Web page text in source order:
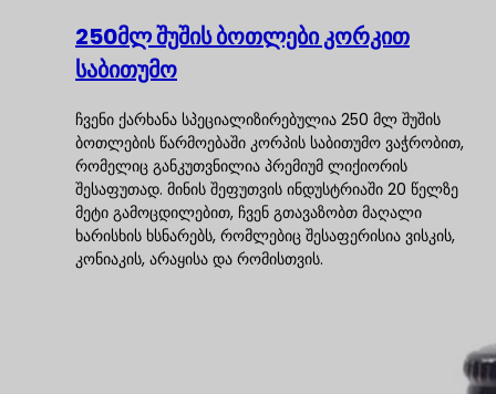
250მლ შუშის ბოთლები კორკით
საბითუმო
ჩვენი ქარხანა სპეციალიზირებულია 250 მლ შუშის
ბოთლების წარმოებაში კორპის საბითუმო ვაჭრობით,
რომელიც განკუთვნილია პრემიუმ ლიქიორის
შესაფუთად. მინის შეფუთვის ინდუსტრიაში 20 წელზე
მეტი გამოცდილებით, ჩვენ გთავაზობთ მაღალი
ხარისხის ხსნარებს, რომლებიც შესაფერისია ვისკის,
კონიაკის, არაყისა და რომისთვის.